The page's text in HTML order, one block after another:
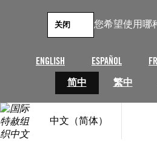
您希望使用哪
ENGLISH ESPAÑOL
简中
繁中
关闭
中文（简体）